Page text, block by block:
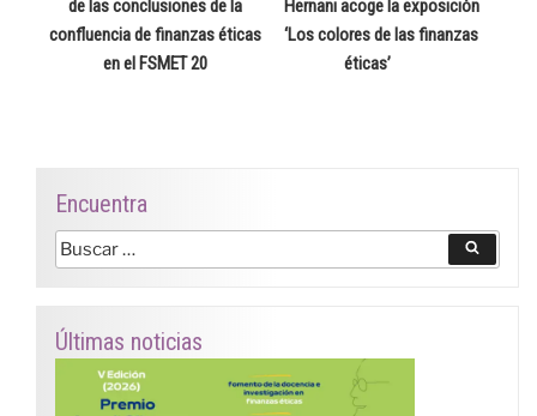
de las conclusiones de la
confluencia de finanzas éticas
en el FSMET 20
Hernani acoge la exposición
‘Los colores de las finanzas
éticas’
Encuentra
Buscar
por:
Últimas noticias